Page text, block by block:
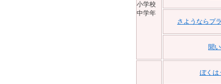
小学校
中学年
さようならプ
聞
ぼくは